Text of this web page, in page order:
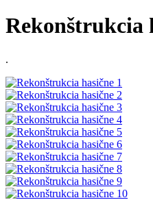
Rekonštrukcia
.